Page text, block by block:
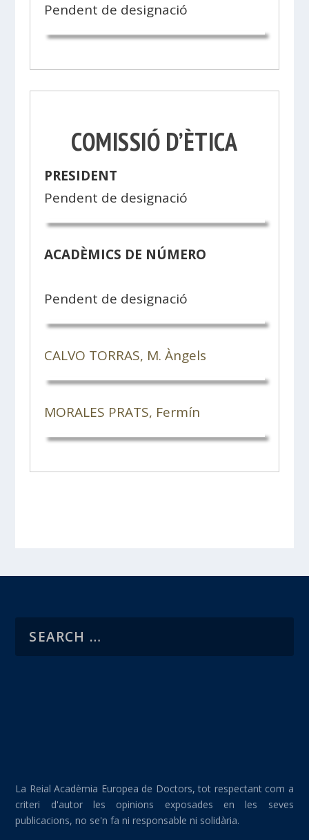
Pendent de designació
COMISSIÓ D’ÈTICA
PRESIDENT
Pendent de designació
ACADÈMICS DE NÚMERO
Pendent de designació
CALVO TORRAS, M. Àngels
MORALES PRATS, Fermín
La Reial Acadèmia Europea de Doctors, tot respectant com a
criteri d'autor les opinions exposades en les seves
publicacions, no se'n fa ni responsable ni solidària.